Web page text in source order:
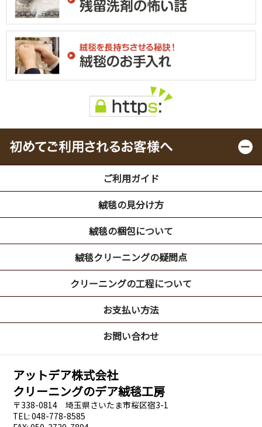
ご利用ガイド
絨毯の見分け方
絨毯の梱包について
絨毯クリーニングの疑問点
クリーニングの工程について
お支払い方法
お問い合わせ
アットデア株式会社
クリーニングのデア絨毯工房
〒338-0814 埼玉県さいたま市桜区宿3-1
TEL: 048-778-8585